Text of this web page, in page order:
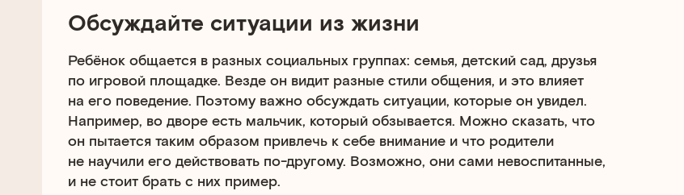
Обсуждайте ситуации из жизни
Ребёнок общается в разных социальных группах: семья, детский сад, друзья
по игровой площадке. Везде он видит разные стили общения, и это влияет
на его поведение. Поэтому важно обсуждать ситуации, которые он увидел.
Например, во дворе есть мальчик, который обзывается. Можно сказать, что
он пытается таким образом привлечь к себе внимание и что родители
не научили его действовать по-другому. Возможно, они сами невоспитанные,
и не стоит брать с них пример.